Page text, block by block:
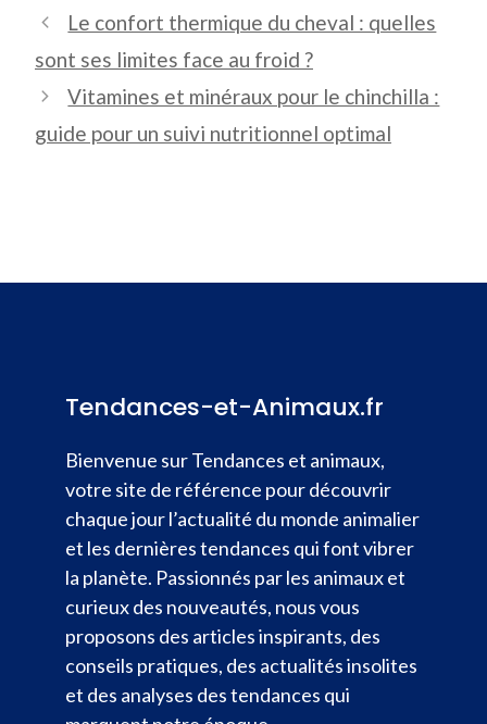
Le confort thermique du cheval : quelles
sont ses limites face au froid ?
Vitamines et minéraux pour le chinchilla :
guide pour un suivi nutritionnel optimal
Tendances-et-Animaux.fr
Bienvenue sur Tendances et animaux,
votre site de référence pour découvrir
chaque jour l’actualité du monde animalier
et les dernières tendances qui font vibrer
la planète. Passionnés par les animaux et
curieux des nouveautés, nous vous
proposons des articles inspirants, des
conseils pratiques, des actualités insolites
et des analyses des tendances qui